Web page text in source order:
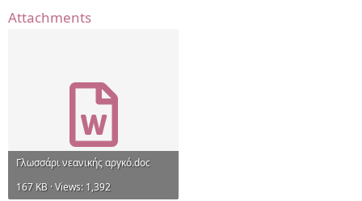
Attachments
Γλωσσάρι νεανικής αργκό.doc
167 KB · Views: 1,392